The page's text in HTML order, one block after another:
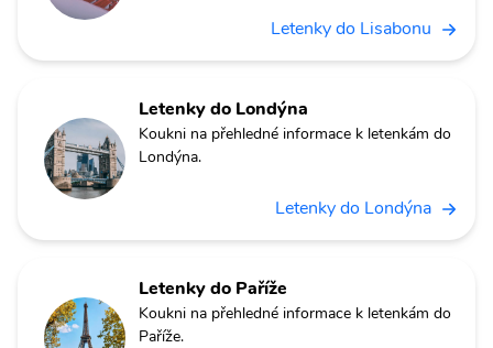
Letenky do Lisabonu
Letenky do Londýna
Koukni na přehledné informace k letenkám do
Londýna.
Letenky do Londýna
Letenky do Paříže
Koukni na přehledné informace k letenkám do
Paříže.